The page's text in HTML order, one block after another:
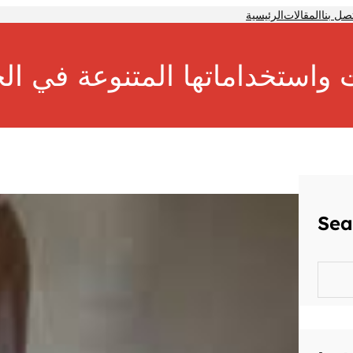
الرئيسيةالمقالاتبنا
واستخداماتها المتنوعة في
a